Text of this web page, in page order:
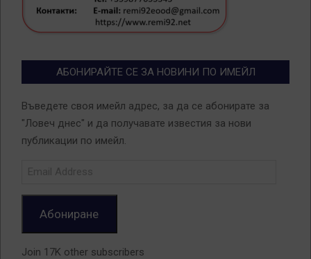
АБОНИРАЙТЕ СЕ ЗА НОВИНИ ПО ИМЕЙЛ
Въведете своя имейл адрес, за да се абонирате за
"Ловеч днес" и да получавате известия за нови
публикации по имейл.
Абониране
Join 17K other subscribers